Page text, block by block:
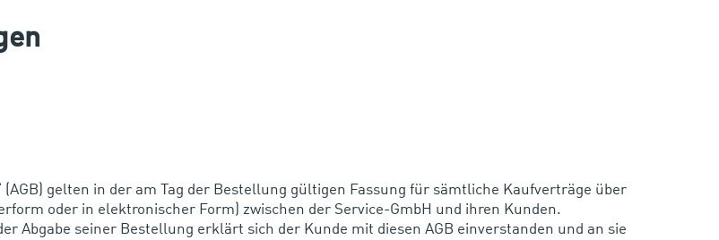
(AGB) gelten in der am Tag der Bestellung gültigen Fassung für sämtliche Kaufverträge über
oder in elektronischer Form) zwischen der Service-GmbH und ihren Kunden.
Abgabe seiner Bestellung erklärt sich der Kunde mit diesen AGB einverstanden und an sie